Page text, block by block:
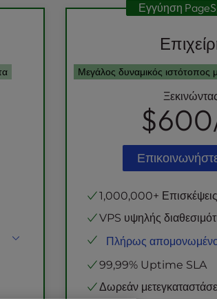
Εγγύηση
Μεγάλος δυναμικός ιστότοπος
$600
1,000,000+
VPS υψηλής
Πλήρως
NVMe SSDΑποθήκευση
Εικονικές CPUs
99,99% Uptime SLA
Δωρεάν